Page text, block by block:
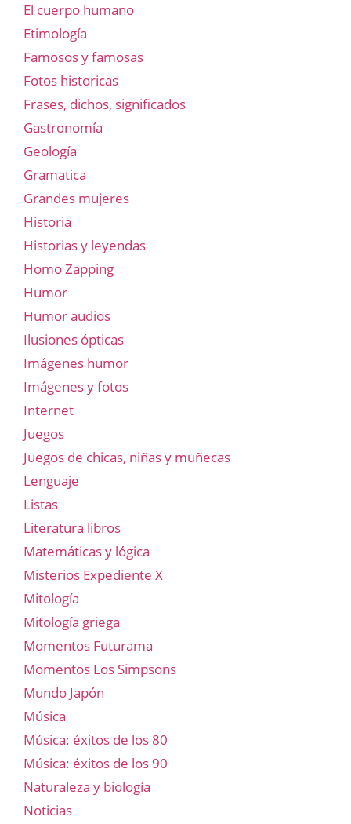
El cuerpo humano
Etimología
Famosos y famosas
Fotos historicas
Frases, dichos, significados
Gastronomía
Geología
Gramatica
Grandes mujeres
Historia
Historias y leyendas
Homo Zapping
Humor
Humor audios
Ilusiones ópticas
Imágenes humor
Imágenes y fotos
Internet
Juegos
Juegos de chicas, niñas y muñecas
Lenguaje
Listas
Literatura libros
Matemáticas y lógica
Misterios Expediente X
Mitología
Mitología griega
Momentos Futurama
Momentos Los Simpsons
Mundo Japón
Música
Música: éxitos de los 80
Música: éxitos de los 90
Naturaleza y biología
Noticias